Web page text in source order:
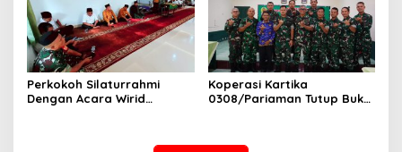
Perkokoh Silaturrahmi
Dengan Acara Wirid
Koperasi Kartika
0308/Pariaman Tutup Buku